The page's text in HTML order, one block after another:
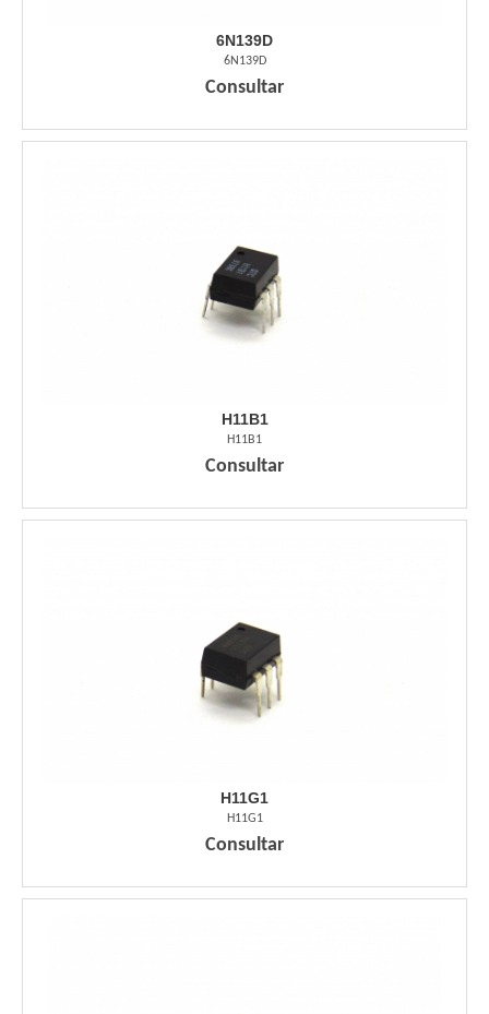
6N139D
6N139D
Consultar
H11B1
H11B1
Consultar
H11G1
H11G1
Consultar